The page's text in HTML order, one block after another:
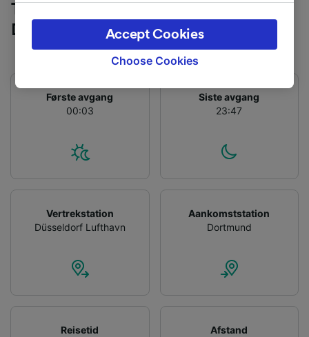
Tog fra Düsseldorf Lufthavn til
Dortmund
Første avgang
00:03
Siste avgang
23:47
Vertrekstation
Düsseldorf Lufthavn
Aankomststation
Dortmund
Reisetid
Afstand
the privacy policy page. These choices will be
signaled to our partners and will not affect
browsing data. Your data will not be used for
track you.
We and our partners process data to provide:
device characteristics for identification. Store
and/or access information on a device.
Personalised advertising and content,
advertising and content measurement,
List of Partners
Choose Cookies
Accept Cookies